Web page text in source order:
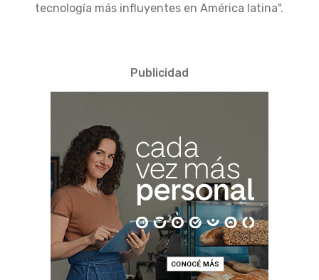
tecnología más influyentes en América latina".
Publicidad